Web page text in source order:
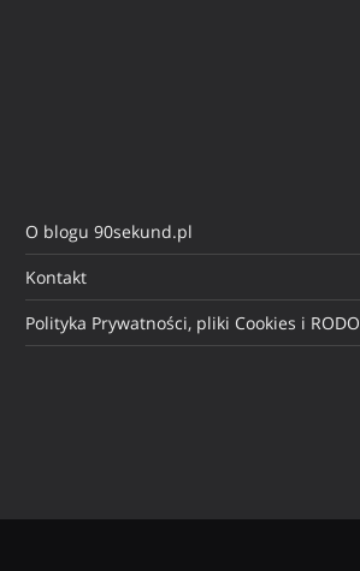
O blogu 90sekund.pl
Kontakt
Polityka Prywatności, pliki Cookies i RODO